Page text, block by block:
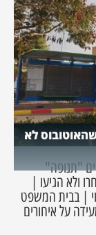
תיעד 48 פעמים שהאוטובוס לא
"תנופה"
איחרו ולא הגיעו |
וקבע פיצוי | בבית המשפט
על איחורים